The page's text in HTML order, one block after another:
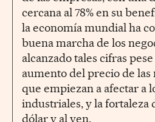
cercana al 78% en su
la economía mundial ha
buena marcha de los
alcanzado tales cifras
aumento del precio de
que empiezan a afectar a
industriales, y la fortaleza
dólar y al yen.